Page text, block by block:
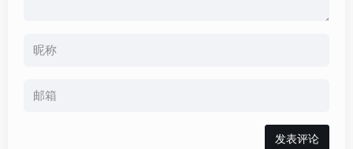
发表评论